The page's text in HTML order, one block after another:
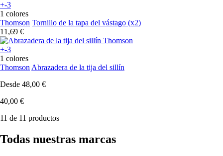
+-3
1 colores
Thomson Tornillo de la tapa del vástago (x2)
11,69 €
+-3
1 colores
Thomson Abrazadera de la tija del sillín
Desde 48,00 €
40,00 €
11 de 11 productos
Todas nuestras marcas